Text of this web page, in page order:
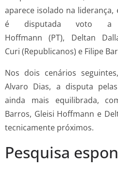
aparece isolado na liderança,
é disputada voto a
Hoffmann (PT), Deltan
Curi (Republicanos) e Filipe
Nos dois cenários
Alvaro Dias, a disputa
ainda mais equilibrada,
Barros, Gleisi Hoffmann e
tecnicamente próximos.
Pesquisa